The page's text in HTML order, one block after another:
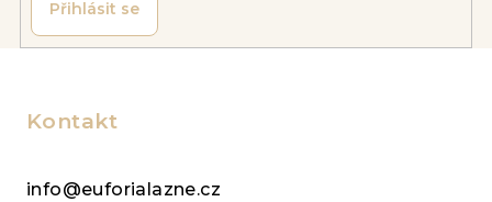
v
Přihlásit se
Kontakt
info@euforialazne.cz